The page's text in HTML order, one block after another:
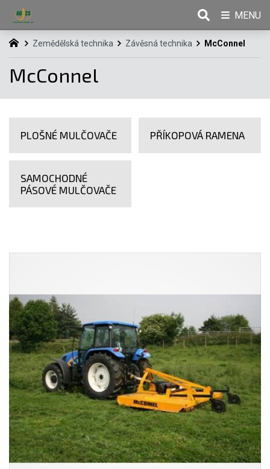
Zemědělská technika Závěsná technika McConnel
McConnel
PLOŠNÉ MULČOVAČE PŘÍKOPOVÁ RAMENA
SAMOCHODNÉ
PÁSOVÉ MULČOVAČE
MENU